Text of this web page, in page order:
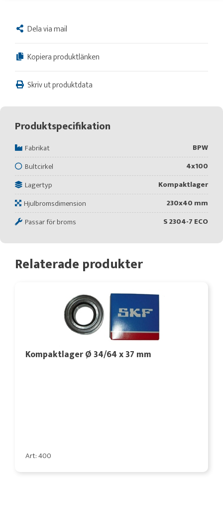
Dela via mail
Kopiera produktlänken
Skriv ut produktdata
Produktspecifikation
Fabrikat
BPW
Bultcirkel
4x100
Lagertyp
Kompaktlager
Hjulbromsdimension
230x40 mm
Passar för broms
S 2304-7 ECO
Relaterade produkter
Kompaktlager Ø 34/64 x 37 mm
Art: 400